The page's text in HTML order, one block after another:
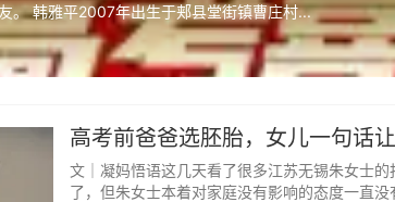
孩子的起伏，只陪伴不苛求
模考还会有，成绩还会有波动，分数起起伏伏都
到分数下降，立刻紧张焦虑，言语里带着责备、
该做的就是以一次模考定成败，用分数给孩子贴标
。 韩雅平2007年出生于郏县堂街镇曹庄村...
高考前爸爸选胚胎，女儿一句话
当官爹
文｜凝妈悟语这几天看了很多江苏无锡朱女士
了，但朱女士本着对家庭没有影响的态度一直